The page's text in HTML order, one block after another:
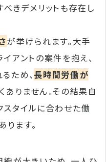
きデメリットも存在し
が挙げられます。大手
アントの案件を抱え、
ため、長時間労働が
ありません。その結果自
スタイルに合わせた働
ます。